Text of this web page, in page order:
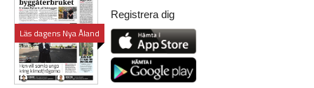
Läs dagens Nya Åland
Registrera dig